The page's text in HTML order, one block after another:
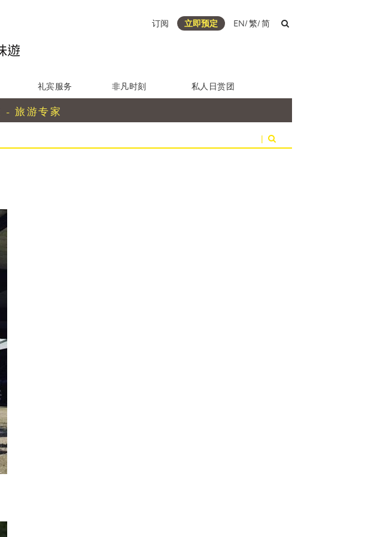
订阅 立即预定 EN/繁/简
礼宾服务 非凡时刻 私人日赏团
- 旅游专家
|